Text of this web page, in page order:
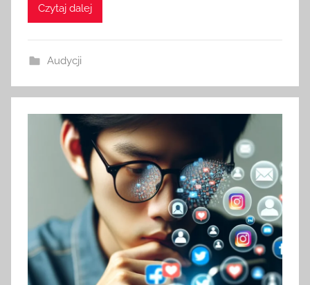
Czytaj dalej
Audycji